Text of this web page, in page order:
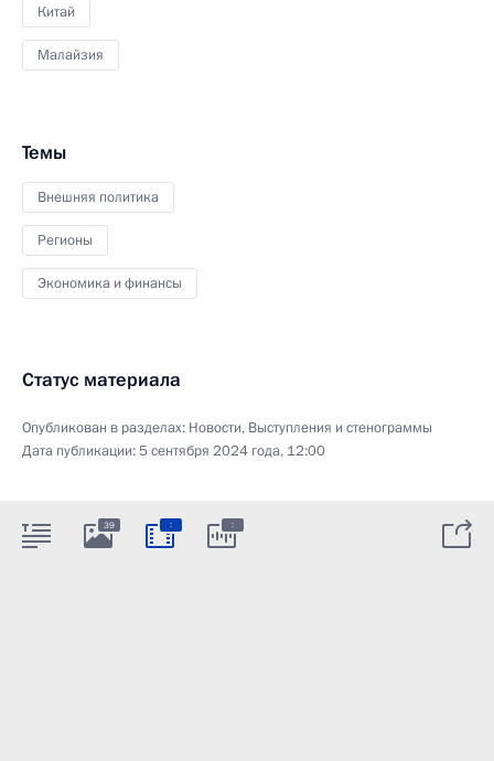
Китай
Малайзия
Темы
Внешняя политика
Регионы
Экономика и финансы
Статус материала
Опубликован в разделах: Новости, Выступления и стенограммы
Дата публикации:5 сентября 2024 года, 12:00
39 : :